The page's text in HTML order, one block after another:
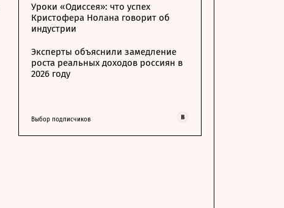
Уроки «Одиссея»: что успех
Кристофера Нолана говорит об
индустрии
Эксперты объяснили замедление
роста реальных доходов россиян в
2026 году
Выбор подписчиков